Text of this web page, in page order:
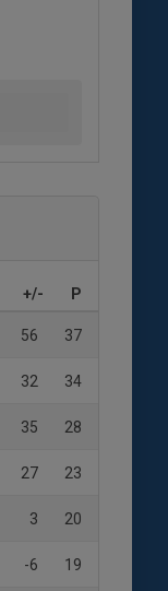
+/- P
56 37
32 34
35 28
27 23
3 20
-6 19